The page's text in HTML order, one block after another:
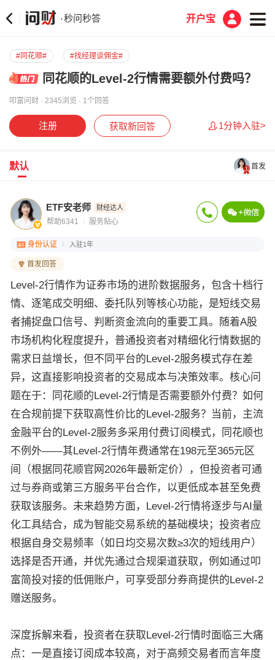
·秒问秒答 开户宝
#同花顺# #找经理谈佣金#
同花顺的Level-2行情需要额外付费吗？
叩富问财 · 2345浏览 · 1个回答
注册 获取新回答 1分钟入驻>
默认 首发
ETF安老师 财经达人
帮助6341 服务贴心
身份认证 入驻1年
首发回答
Level-2行情作为证券市场的进阶数据服务，包含十档行
情、逐笔成交明细、委托队列等核心功能，是短线交易
者捕捉盘口信号、判断资金流向的重要工具。随着A股
市场机构化程度提升，普通投资者对精细化行情数据的
需求日益增长，但不同平台的Level-2服务模式存在差
异，这直接影响投资者的交易成本与决策效率。核心问
题在于：同花顺的Level-2行情是否需要额外付费？如何
在合规前提下获取高性价比的Level-2服务？当前，主流
金融平台的Level-2服务多采用付费订阅模式，同花顺也
不例外——其Level-2行情年费通常在198元至365元区
间（根据同花顺官网2026年最新定价），但投资者可通
过与券商或第三方服务平台合作，以更低成本甚至免费
获取该服务。未来趋势方面，Level-2行情将逐步与AI量
化工具结合，成为智能交易系统的基础模块；投资者应
根据自身交易频率（如日均交易次数≥3次的短线用户）
选择是否开通，并优先通过合规渠道获取，例如通过叩
富简投对接的低佣账户，可享受部分券商提供的Level-2
赠送服务。
深度拆解来看，投资者在获取Level-2行情时面临三大痛
点：一是直接订阅成本较高，对于高频交易者而言年度